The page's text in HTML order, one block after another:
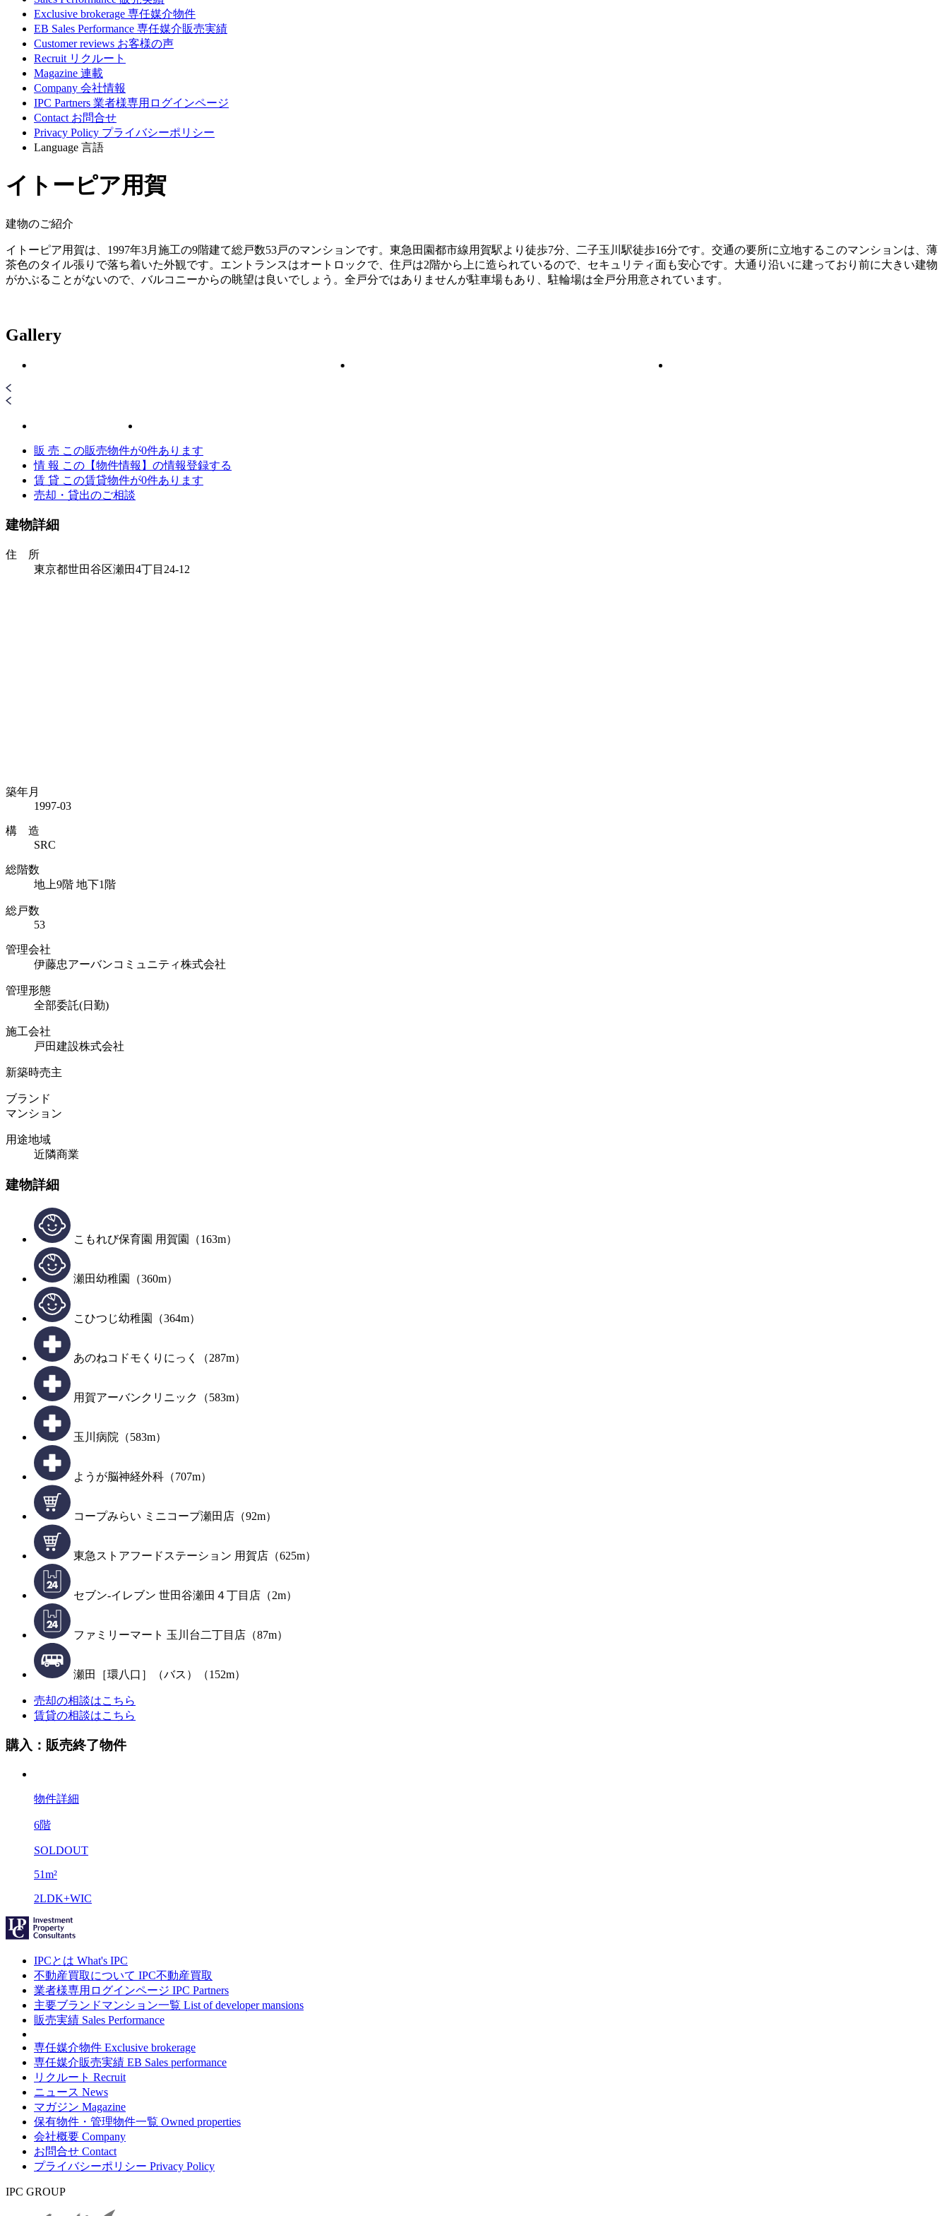
Exclusive brokerage 専任媒介物件
EB Sales Performance 専任媒介販売実績
Customer reviews お客様の声
Recruit リクルート
Magazine 連載
Company 会社情報
IPC Partners 業者様専用ログインページ
Contact お問合せ
Privacy Policy プライバシーポリシー
Language 言語
イトーピア用賀
建物のご紹介
イトーピア用賀は、1997年3月施工の9階建て総戸数53戸のマンションです。東急田園都市線用賀駅より徒歩7分、二子玉川駅徒歩16分です。交通の要所に立地するこのマンションは、薄
茶色のタイル張りで落ち着いた外観です。エントランスはオートロックで、住戸は2階から上に造られているので、セキュリティ面も安心です。大通り沿いに建っており前に大きい建物
がかぶることがないので、バルコニーからの眺望は良いでしょう。全戸分ではありませんが駐車場もあり、駐輪場は全戸分用意されています。
Gallery
販 売 この販売物件が0件あります
情 報 この【物件情報】の情報登録する
賃 貸 この賃貸物件が0件あります
売却・貸出のご相談
建物詳細
住 所
東京都世田谷区瀬田4丁目24-12
築年月
1997-03
構 造
SRC
総階数
地上9階 地下1階
総戸数
53
管理会社
伊藤忠アーバンコミュニティ株式会社
管理形態
全部委託(日勤)
施工会社
戸田建設株式会社
新築時売主
ブランド
マンション
用途地域
近隣商業
建物詳細
こもれび保育園 用賀園（163m）
瀬田幼稚園（360m）
こひつじ幼稚園（364m）
あのねコドモくりにっく（287m）
用賀アーバンクリニック（583m）
玉川病院（583m）
ようが脳神経外科（707m）
コープみらい ミニコープ瀬田店（92m）
東急ストアフードステーション 用賀店（625m）
セブン-イレブン 世田谷瀬田４丁目店（2m）
ファミリーマート 玉川台二丁目店（87m）
瀬田［環八口］（バス）（152m）
売却の相談はこちら
賃貸の相談はこちら
購入：販売終了物件
物件詳細
6階
SOLDOUT
51m²
2LDK+WIC
IPCとは What's IPC
不動産買取について IPC不動産買取
業者様専用ログインページ IPC Partners
主要ブランドマンション一覧 List of developer mansions
販売実績 Sales Performance
専任媒介物件 Exclusive brokerage
専任媒介販売実績 EB Sales performance
リクルート Recruit
ニュース News
マガジン Magazine
保有物件・管理物件一覧 Owned properties
会社概要 Company
お問合せ Contact
プライバシーポリシー Privacy Policy
IPC GROUP